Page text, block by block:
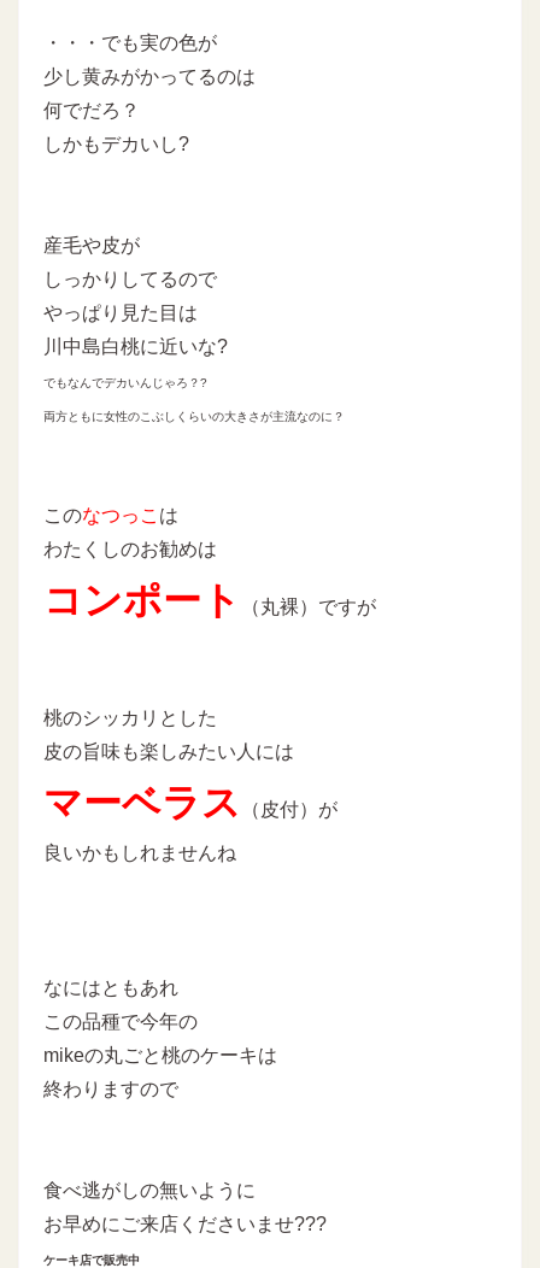
・・・でも実の色が
少し黄みがかってるのは
何でだろ？
しかもデカいし?
産毛や皮が
しっかりしてるので
やっぱり見た目は
川中島白桃に近いな?
でもなんでデカいんじゃろ？?
両方ともに女性のこぶしくらいの大きさが主流なのに？
このなつっこ は
わたくしのお勧めは
コンポート （丸裸）ですが
桃のシッカリとした
皮の旨味も楽しみたい人には
マーベラス （皮付）が
良いかもしれませんね
なにはともあれ
この品種で今年の
mikeの丸ごと桃のケーキは
終わりますので
食べ逃がしの無いように
お早めにご来店くださいませ???
ケーキ店で販売中